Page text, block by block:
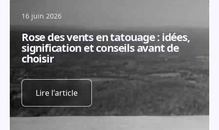
16 juin 2026
Rose des vents en tatouage : idées,
signification et conseils avant de
choisir
Lire l'article